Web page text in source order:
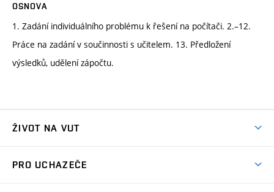
OSNOVA
1. Zadání individuálního problému k řešení na počítači. 2.–12.
Práce na zadání v součinnosti s učitelem. 13. Předložení
výsledků, udělení zápočtu.
ŽIVOT NA VUT
PRO UCHAZEČE